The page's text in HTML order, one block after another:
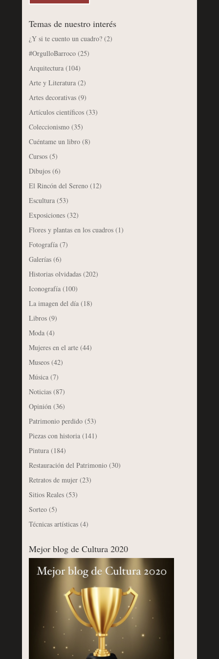
Temas de nuestro interés
¿Y si te cuento un cuadro?(2)
#OrgulloBarroco(25)
Arquitectura(104)
Arte y Literatura(2)
Artes decorativas(9)
Artículos científicos(33)
Coleccionismo(35)
Cuéntame un libro(8)
Cursos(5)
Dibujos(6)
El Rincón del Sereno(12)
Escultura(53)
Exposiciones(32)
Flores y plantas en los cuadros(1)
Fotografía(7)
Galerías(6)
Historias olvidadas(202)
Iconografía(100)
La imagen del día(18)
Libros(9)
Moda(4)
Mujeres en el arte(44)
Museos(42)
Música(7)
Noticias(87)
Opinión(36)
Patrimonio perdido(53)
Piezas con historia(141)
Pintura(184)
Restauración del Patrimonio(30)
Retratos de mujer(23)
Sitios Reales(53)
Sorteo(5)
Técnicas artísticas(4)
Mejor blog de Cultura 2020